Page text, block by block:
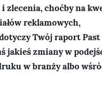
zlecenia, choćby na
reklamowych,
Twój raport Past
jakieś zmiany w
w branży albo